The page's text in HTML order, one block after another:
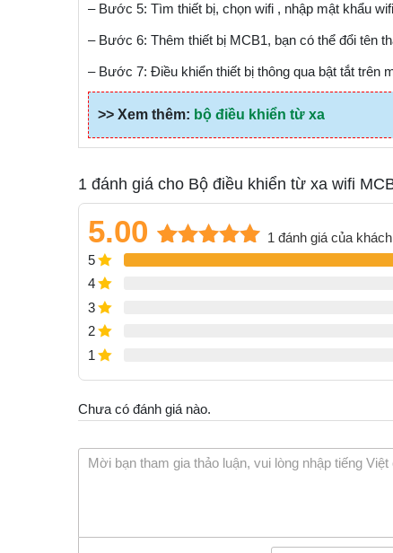
– Bước 5: Tìm thiết bị, chọn wifi , nhập mật khẩu
– Bước 6: Thêm thiết bị MCB1, bạn có thể đổi tên
– Bước 7: Điều khiển thiết bị thông qua bật tắt trên
>> Xem thêm: bộ điều khiển từ xa
1 đánh giá cho Bộ điều khiển từ xa wifi
5.00
5.00trên 5
1
1 đánh giá của
5
4
3
2
1
Chưa có đánh giá nào.